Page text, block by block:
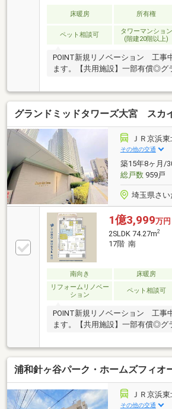
床暖房 所有権
ペット相談可
タワーマンション
(階建20階以上)
POINT新規リノベーション 工事
ます。【共用施設】一部有償◎グ
ィットネスジム、シアタールーム
マルチルーム（キッズルーム）、
トルーム■各階にゴミ置き場■棟
～夜９時半）、保育施設■コンシ
ット足洗い場、グルーミングルー
２４時間有人管理、ノンタッチキ
ブルロックオートロック、防犯
住信SBI代理事業 東宝ハウスフィ
ン）□365日24時間住まいの駆付け
料)
グランドミッドタワーズ大宮 スカ
ＪＲ京浜
その他の交通
築15年8ヶ月/
総戸数959戸
埼玉県さい
1億3,999万円
2SLDK 74.27m2
17階 南
南向き 床暖房
リフォームリノベー
ション
ペット相談可
POINT新規リノベーション 工事
ます。【共用施設】一部有償◎グ
マルチルーム（キッズルーム）、
トルーム■各階にゴミ置き場■棟
～夜９時半）、保育施設■コンシ
ット足洗い場、グルーミングルー
２４時間有人管理、ノンタッチキ
ブルロックオートロック、防犯
浦和針ヶ谷パーク・ホームズフィオ
ＪＲ京浜
その他の交通